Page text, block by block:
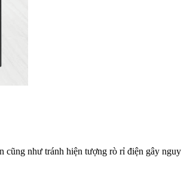
cũng như tránh hiện tượng rò rỉ điện gây nguy